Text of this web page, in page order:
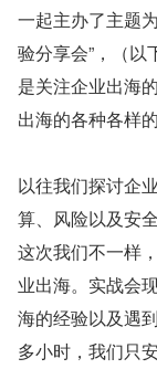
一起主办了主题
验分享会”，（以
是关注企业出海
出海的各种各样的
以往我们探讨企
算、风险以及安
这次我们不一样
业出海。实战会
海的经验以及遇
多小时，我们只